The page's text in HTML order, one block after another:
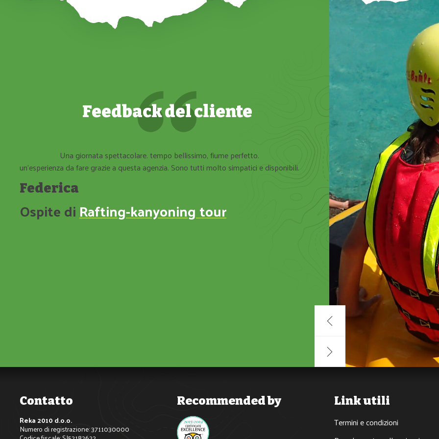
Feedback del cliente
Una giornata spettacolare. tempo bellissimo, fiume perfetto.
un'esperienza da fare grazie a questa agenzia. Sono tutti molto simpatici e disponibili.
Federica
Ospite diRafting-kanyoning tour
È stata la prima volta che ho fatto
perdere soprattutto nel periodo
paesaggio
Mercedes
Ospite diHalf day
Contatto
Reka 2010 d.o.o.
Numero di registrazione: 3711030000
Recommended by Link utili
Termini e condizioni